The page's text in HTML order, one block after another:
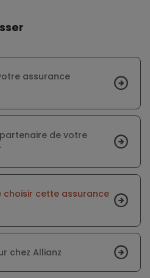
assurance
de votre
choisir cette assurance
chez Allianz